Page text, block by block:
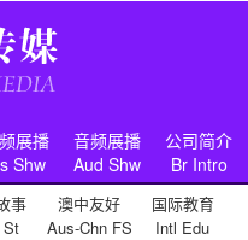
展播
Shw
音频展播
Aud Shw
公司简介
Br Intro
事
St
澳中友好
Aus-Chn FS
国际教育
Intl Edu